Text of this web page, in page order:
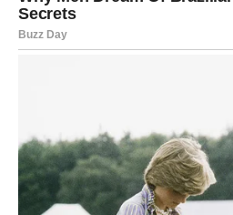
U narednom periodu, Rak uči da
sebičnost. Da postavljanje
spašavate druge na račun
Ovo je težak, ali oslobađajući
„moraš da trpiš da bi voleo“